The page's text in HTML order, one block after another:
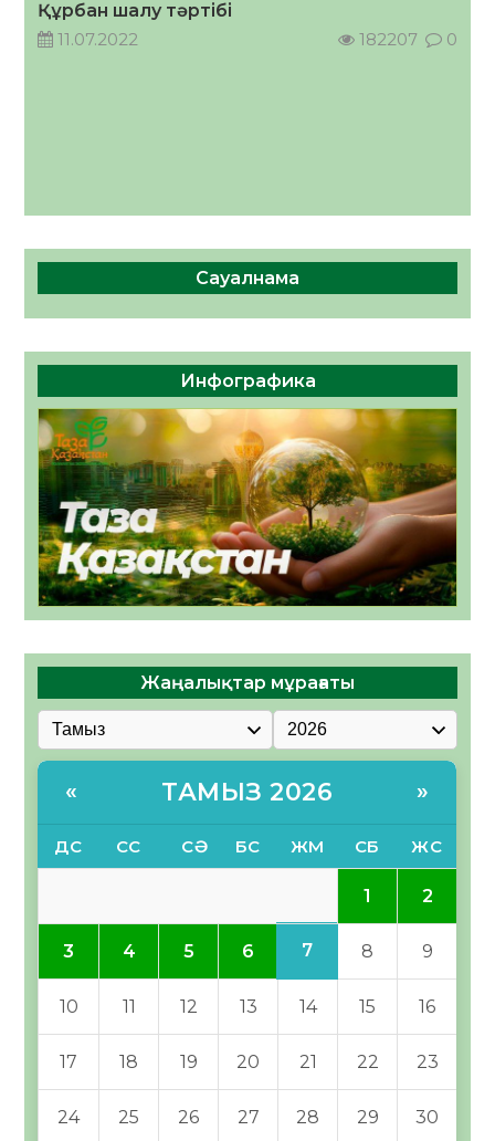
05.08.2026
Құрбан шалу тәртібі
11.07.2022
182207 0
Сауалнама
Инфографика
Жаңалықтар мұрағаты
« ТАМЫЗ 2026 »
ДС СС СӘ БС ЖМ СБ ЖС
1 2
3 4 5 6 7 8 9
10 11 12 13 14 15 16
17 18 19 20 21 22 23
24 25 26 27 28 29 30